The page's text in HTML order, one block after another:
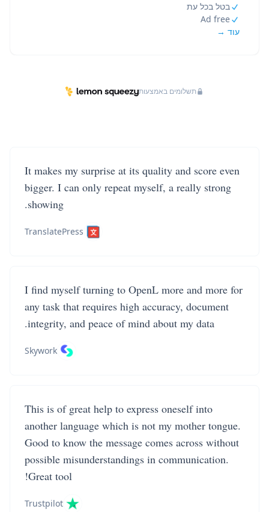
בטל בכל עת
Ad free
עוד →
תשלומים באמצעות
It makes my surprise at its quality and score even
bigger. I can only repeat myself, a really strong
showing.
TranslatePress
I find myself turning to OpenL more and more for
any task that requires high accuracy, document
integrity, and peace of mind about my data.
Skywork
This is of great help to express oneself into
another language which is not my mother tongue.
Good to know the message comes across without
possible misunderstandings in communication.
Great tool!
Trustpilot